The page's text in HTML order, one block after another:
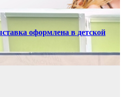
оформлена в детской